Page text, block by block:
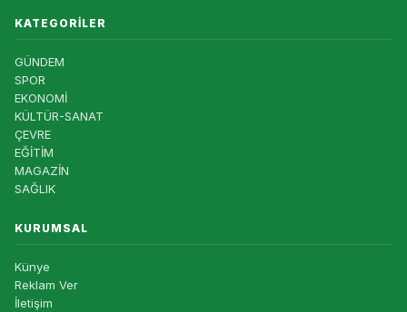
KATEGORILER
GÜNDEM
SPOR
EKONOMİ
KÜLTÜR-SANAT
ÇEVRE
EĞİTİM
MAGAZİN
SAĞLIK
KURUMSAL
Künye
Reklam Ver
İletişim